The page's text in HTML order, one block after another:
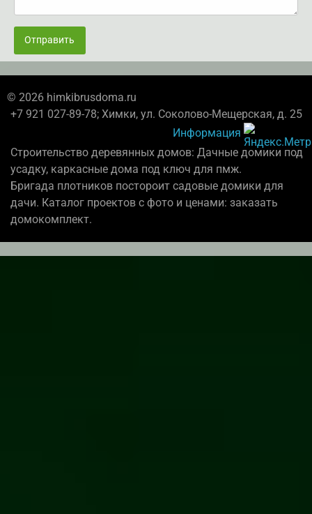
Отправить
© 2026 himkibrusdoma.ru
+7 921 027-89-78; Химки, ул. Соколово-Мещерская, д. 25
Информация
Строительство деревянных домов: Дачные домики под
усадку, каркасные дома под ключ для пмж.
Бригада плотников постороит садовые домики для
дачи. Каталог проектов с фото и ценами: заказать
домокомплект.